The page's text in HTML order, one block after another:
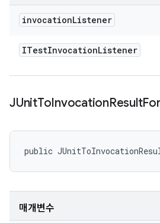
invocationListener
ITestInvocationListener
JUnitToInvocationResult
public
매개변수